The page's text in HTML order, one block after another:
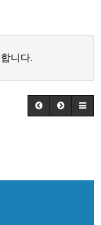
니다.